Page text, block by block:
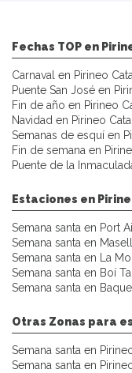
Fechas TOP en
Carnaval en Pirineo
Puente San José en
Fin de año en Pirineo
Navidad en Pirineo
Semanas de esquí en
Fin de semana en
Puente de la
Estaciones en
Semana santa en Port
Semana santa en
Semana santa en La
Semana santa en Boí
Semana santa en
Otras Zonas para
Semana santa en
Semana santa en